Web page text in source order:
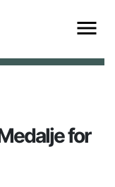
for